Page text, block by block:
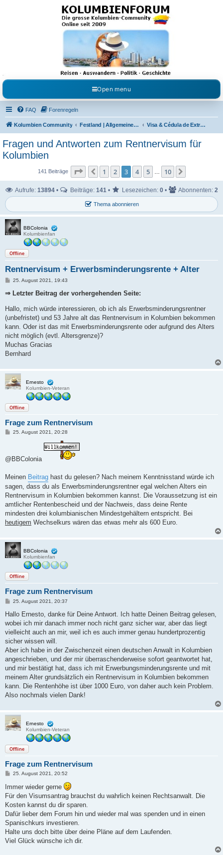
Kolumbienforum - Das
grosse Forum der
Freunde Kolumbiens
Reisen, Auswandern, Kultur, Politik, Geschichte und Visum in Kolumbien und Venezuela.
Austausch, Erfahrungen und Gemeinschaft im Kolumbienforum
Open menu
FAQ Forenregeln
Kolumbien Community Festland | Allgemeine Fragen Visa & Cédula de Extranjería
Fragen und Antworten zum Rentnervisum für
Kolumbien
141 Beiträge Seite von
Vorherige
1 2 3 4 5 … 10
Thema abonnieren
Aufrufe: 13894 • Beiträge: 141 • Lesezeichen: 0 • Abonnenten: 2
BBColonia
Kolumbienfan
Offline
Rentnervisum + Erwerbsminderungsrente + Alter
B
a
g
25. August 2021, 19:43
⇒ Letzter Beitrag der vorhergehenden Seite:
Hallo, mich würde interessieren, ob ich als Erwerbsminderungsrentner
(unbefristet) und 53 Jahre alt das Rentnervisum in Kolumbien bekommen
kann. Oder ist das mit Erwerbsminderungsrente oder aufgrund des Alters
nicht möglich (evtl. Altersgrenze)?
Muchas Gracias
Bernhard
Ernesto
Kolumbien-Veteran
Offline
Frage zum Rentnervisum
B
r
a
25. August 2021, 20:28
@BBColonia
Meinen Beitrag hast du gelesen? Nach meinem Kenntnisstand würde ich
sagen, dass du als Erwerbsminderungsrentner egal welchen Alters ein
Rentnervisum in Kolumbien bekommen kannst. Die Voraussetzung ist ein
amtlicher Rentenbescheid und der Nachweis, dass deine Rente
mindesten drei kolumbianischen Mindestgehältern entspricht. Bei
heutigem Wechselkurs wären das etwas mehr als 600 Euro.
BBColonia
Kolumbienfan
Offline
Frage zum Rentnervisum
B
i
r
a
25. August 2021, 20:37
Hallo Ernesto, danke für Deine Antwort. Ich hatte Deinen Beitrag gelesen,
wobei ich mir danach immer noch nicht ganz sicher war, aber das liegt
vielleicht auch an mir, weil ich es auch immer genau hundertprozentig
sicher wissen will.
Aber ich habe in der Zwischenzeit einen deutschen Anwalt in Kolumbien
angeschrieben, und der mir überraschenderweise sofort geantwortet hat,
und mir bestätigt hat, dass ich mit Erwerbungsminderungsrente und mit
meinem Alter grundsätzlich ein Rentnervisum in Kolumbien bekommen
kann. Die Rentenhöhe ist über 1000 Euro, von daher auch kein Problem.
Also nochmals vielen Dank!
Ernesto
Kolumbien-Veteran
Offline
Frage zum Rentnervisum
B
i
t
r
a
g
25. August 2021, 20:52
Immer wieder gerne
Für den Visumsantrag brauchst du wahrlich keinen Rechtsanwalt. Die
Kosten kannst du dir sparen.
Dafür lieber dem Forum hin und wieder mal was spenden und in einen
Spanischkurs investieren.
Halte uns doch bitte über deine Pläne auf dem Laufenden.
Viel Glück wünsche ich dir.